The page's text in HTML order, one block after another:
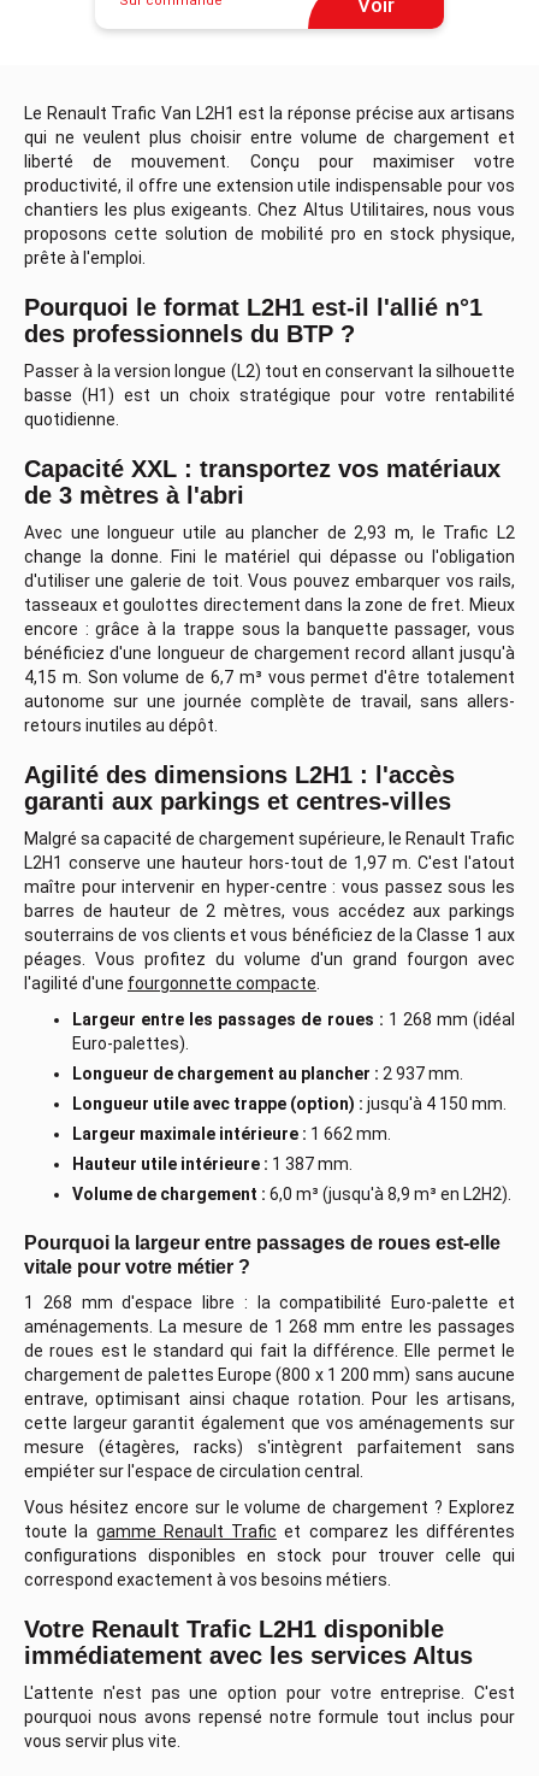
Voir
Le Renault Trafic Van L2H1 est la réponse précise aux artisans
qui ne veulent plus choisir entre volume de chargement et
liberté de mouvement. Conçu pour maximiser votre
productivité, il offre une extension utile indispensable pour vos
chantiers les plus exigeants. Chez Altus Utilitaires, nous vous
proposons cette solution de mobilité pro en stock physique,
prête à l'emploi.
Pourquoi le format L2H1 est-il l'allié n°1
des professionnels du BTP ?
Passer à la version longue (L2) tout en conservant la silhouette
basse (H1) est un choix stratégique pour votre rentabilité
quotidienne.
Capacité XXL : transportez vos matériaux
de 3 mètres à l'abri
Avec une longueur utile au plancher de 2,93 m, le Trafic L2
change la donne. Fini le matériel qui dépasse ou l'obligation
d'utiliser une galerie de toit. Vous pouvez embarquer vos rails,
tasseaux et goulottes directement dans la zone de fret. Mieux
encore : grâce à la trappe sous la banquette passager, vous
bénéficiez d'une longueur de chargement record allant jusqu'à
4,15 m. Son volume de 6,7 m³ vous permet d'être totalement
autonome sur une journée complète de travail, sans allers-
retours inutiles au dépôt.
Agilité des dimensions L2H1 : l'accès
garanti aux parkings et centres-villes
Malgré sa capacité de chargement supérieure, le Renault Trafic
L2H1 conserve une hauteur hors-tout de 1,97 m. C'est l'atout
maître pour intervenir en hyper-centre : vous passez sous les
barres de hauteur de 2 mètres, vous accédez aux parkings
souterrains de vos clients et vous bénéficiez de la Classe 1 aux
péages. Vous profitez du volume d'un grand fourgon avec
l'agilité d'une fourgonnette compacte
Largeur entre les passages de roues : 1 268 mm (idéal
Euro-palettes).
Longueur de chargement au plancher : 2 937 mm.
Longueur utile avec trappe (option) : jusqu'à 4 150 mm.
Largeur maximale intérieure : 1 662 mm.
Hauteur utile intérieure : 1 387 mm.
Volume de chargement : 6,0 m³ (jusqu'à 8,9 m³ en L2H2).
Pourquoi la largeur entre passages de roues est-elle
vitale pour votre métier ?
1 268 mm d'espace libre : la compatibilité Euro-palette et
aménagements. La mesure de 1 268 mm entre les passages
de roues est le standard qui fait la différence. Elle permet le
chargement de palettes Europe (800 x 1 200 mm) sans aucune
entrave, optimisant ainsi chaque rotation. Pour les artisans,
cette largeur garantit également que vos aménagements sur
mesure (étagères, racks) s'intègrent parfaitement sans
empiéter sur l'espace de circulation central.
Vous hésitez encore sur le volume de chargement ? Explorez
toute la gamme Renault Trafic et comparez les différentes
configurations disponibles en stock pour trouver celle qui
correspond exactement à vos besoins métiers.
Votre Renault Trafic L2H1 disponible
immédiatement avec les services Altus
L'attente n'est pas une option pour votre entreprise. C'est
pourquoi nous avons repensé notre formule tout inclus pour
vous servir plus vite.